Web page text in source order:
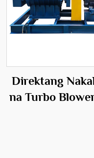
Direktang
na Turbo